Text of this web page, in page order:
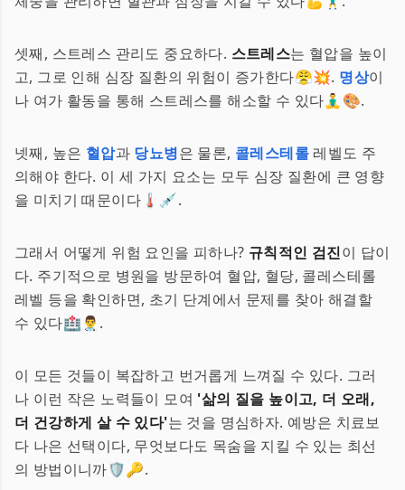
셋째, 스트레스 관리도 중요하다. 스트레스는 혈압을 높이
고, 그로 인해 심장 질환의 위험이 증가한다😤💥. 명상이
나 여가 활동을 통해 스트레스를 해소할 수 있다🧘‍♂️🎨.
넷째, 높은 혈압과 당뇨병은 물론, 콜레스테롤 레벨도 주
의해야 한다. 이 세 가지 요소는 모두 심장 질환에 큰 영향
을 미치기 때문이다🌡️💉.
그래서 어떻게 위험 요인을 피하나? 규칙적인 검진이 답이
다. 주기적으로 병원을 방문하여 혈압, 혈당, 콜레스테롤
레벨 등을 확인하면, 초기 단계에서 문제를 찾아 해결할
수 있다🏥👨‍⚕️.
이 모든 것들이 복잡하고 번거롭게 느껴질 수 있다. 그러
나 이런 작은 노력들이 모여 '삶의 질을 높이고, 더 오래,
더 건강하게 살 수 있다'는 것을 명심하자. 예방은 치료보
다 나은 선택이다, 무엇보다도 목숨을 지킬 수 있는 최선
의 방법이니까🛡️🔑.